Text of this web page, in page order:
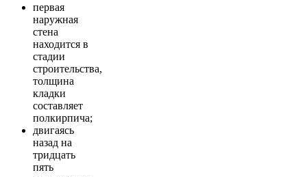
первая
наружная
стена
находится в
стадии
строительства,
толщина
кладки
составляет
полкирпича;
двигаясь
назад на
тридцать
пять